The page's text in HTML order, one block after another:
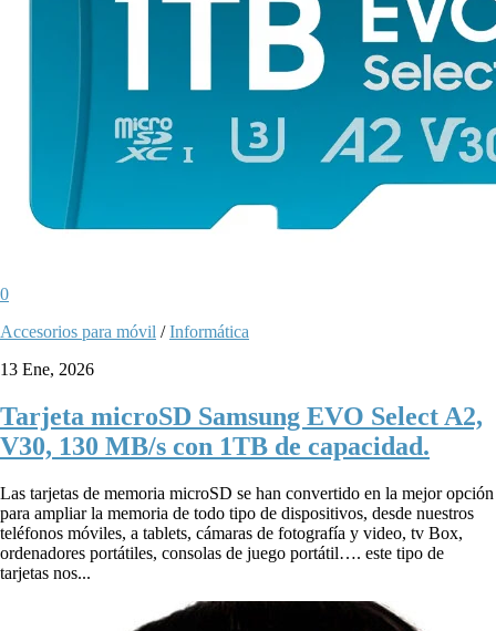
0
Accesorios para móvil /Informática
13 Ene, 2026
Tarjeta microSD Samsung EVO Select A2,
V30, 130 MB/s con 1TB de capacidad.
Las tarjetas de memoria microSD se han convertido en la mejor opción
para ampliar la memoria de todo tipo de dispositivos, desde nuestros
teléfonos móviles, a tablets, cámaras de fotografía y video, tv Box,
ordenadores portátiles, consolas de juego portátil…. este tipo de
tarjetas nos...